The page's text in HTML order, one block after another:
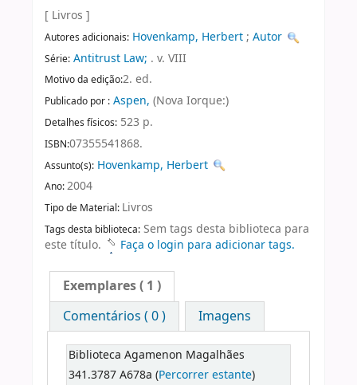
[ Livros ]
Autores adicionais: Hovenkamp, Herbert; Autor
Série: Antitrust Law; . v. VIII
Motivo da edição:2. ed.
Publicado por : Aspen, (Nova Iorque:)
Detalhes físicos: 523 p.
ISBN:07355541868.
Assunto(s): Hovenkamp, Herbert
Ano:2004
Tipo de Material: Livros
Tags desta biblioteca: Sem tags desta biblioteca para
este título.
Faça o login para adicionar tags.
Exemplares( 1 )
Comentários ( 0 )
Imagens
Biblioteca Agamenon Magalhães
341.3787 A678a (Percorrer estante)